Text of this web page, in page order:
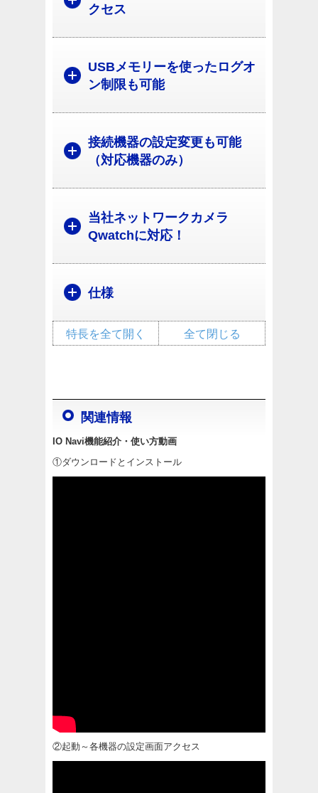
クセス
USBメモリーを使ったログオ
ン制限も可能
接続機器の設定変更も可能
（対応機器のみ）
当社ネットワークカメラ
Qwatchに対応！
仕様
全て閉じる
特長を全て開く
関連情報
IO Navi機能紹介・使い方動画
①ダウンロードとインストール
②起動～各機器の設定画面アクセス